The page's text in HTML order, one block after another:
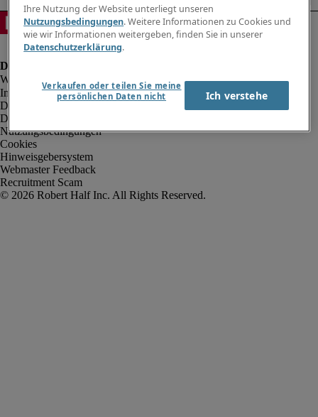
Impressum
Datenschutz
Datenschutz Arbeitnehmer/Zeitarbeitskräfte
Nutzungsbedingungen
Cookies
Hinweisgebersystem
Webmaster Feedback
Recruitment Scam
Ihre Nutzung der Website unterliegt unseren
Nutzungsbedingungen. Weitere Informationen zu Cookies und
wie wir Informationen weitergeben, finden Sie in unserer
Datenschutzerklärung.
Verkaufen oder teilen Sie meine
persönlichen Daten nicht
Ich verstehe